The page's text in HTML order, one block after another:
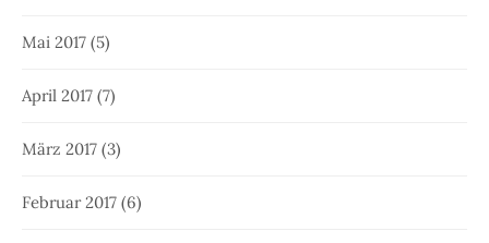
Mai 2017 (5)
April 2017 (7)
März 2017 (3)
Februar 2017 (6)